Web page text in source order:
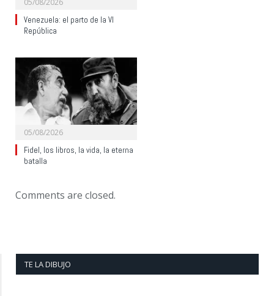
Venezuela: el parto de la VI
República
05/08/2026
Fidel, los libros, la vida, la eterna
batalla
Comments are closed.
TE LA DIBUJO